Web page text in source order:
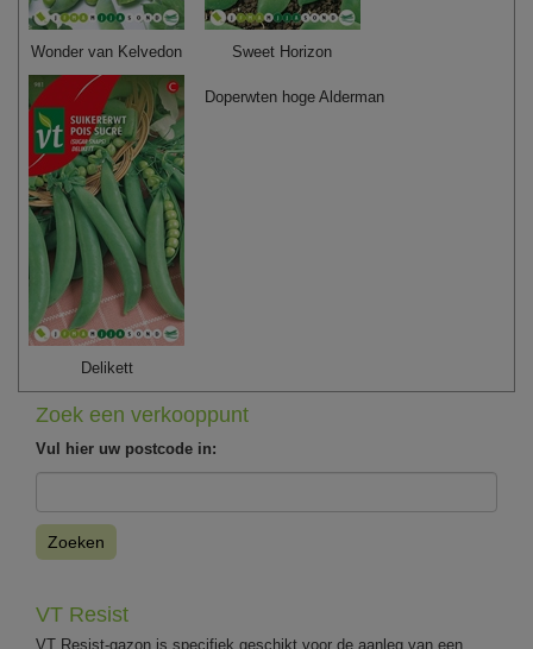
Wonder van Kelvedon Sweet Horizon
Delikett
Doperwten hoge Alderman
Zoek een verkooppunt
Vul hier uw postcode in:
Zoeken
VT Resist
VT Resist-gazon is specifiek geschikt voor de aanleg van een